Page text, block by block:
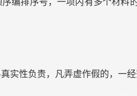
序编排序号，一项内有多个材
实性负责，凡弄虚作假的，一